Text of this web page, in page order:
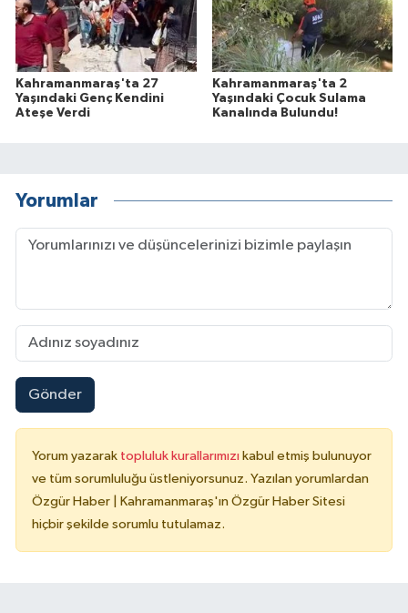
Kahramanmaraş'ta 27
Yaşındaki Genç Kendini
Ateşe Verdi
Kahramanmaraş'ta 2
Yaşındaki Çocuk Sulama
Kanalında Bulundu!
Yorumlar
Gönder
Yorum yazarak topluluk kurallarımızı kabul etmiş bulunuyor
ve tüm sorumluluğu üstleniyorsunuz. Yazılan yorumlardan
Özgür Haber | Kahramanmaraş'ın Özgür Haber Sitesi
hiçbir şekilde sorumlu tutulamaz.